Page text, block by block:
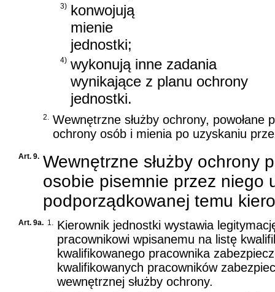
3) konwojują
mienie
jednostki;
4) wykonują inne zadania
wynikające z planu ochrony
jednostki.
2. Wewnętrzne służby ochrony,
ochrony osób i mienia po uzyskaniu
Art. 9. Wewnętrzne służby ochrony
osobie pisemnie przez niego
podporządkowanej temu
Art. 9a. 1. Kierownik jednostki wystawia
pracownikowi wpisanemu na listę
kwalifikowanego pracownika
kwalifikowanych pracowników
wewnętrznej służby ochrony.